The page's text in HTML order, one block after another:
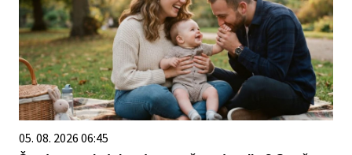
05. 08. 2026 06:45